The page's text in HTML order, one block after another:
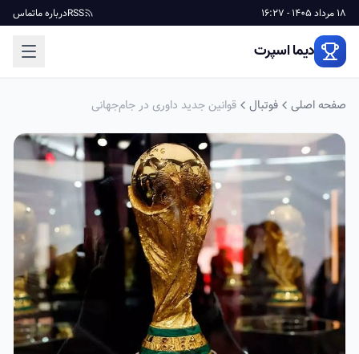
18 مرداد 1405 - 16:27 RSSدرباره ماتماس
دیما اسپرت
صفحه اصلی فوتبال قوانین جدید داوری در جام‌جهانی